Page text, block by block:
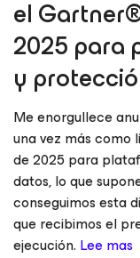
el
2025 para
y
Me enorgullece
una vez más
de 2025 para
datos, lo que
conseguimos esta
que recibimos el
ejecución. Lee mas